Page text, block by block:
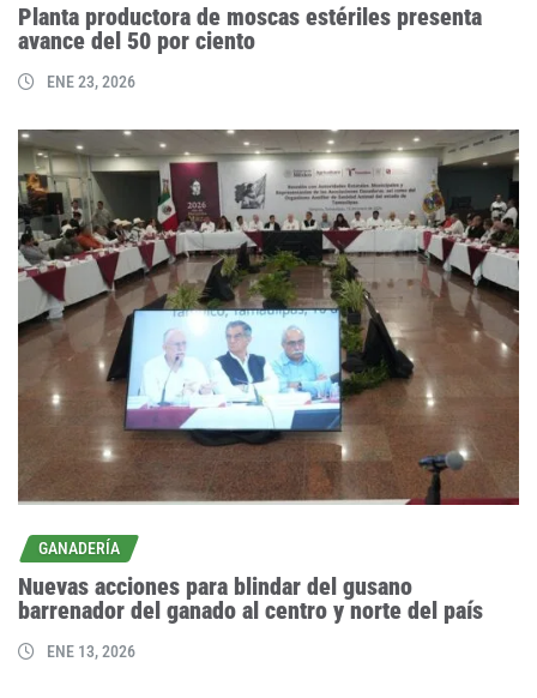
Planta productora de moscas estériles presenta
avance del 50 por ciento
ENE 23, 2026
GANADERÍA
Nuevas acciones para blindar del gusano
barrenador del ganado al centro y norte del país
ENE 13, 2026